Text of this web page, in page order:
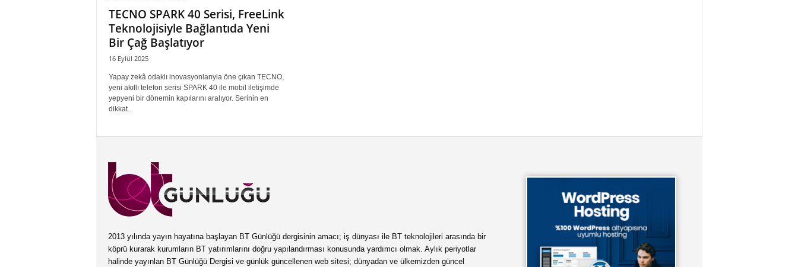
TECNO SPARK 40 Serisi, FreeLink
Teknolojisiyle Bağlantıda Yeni
Bir Çağ Başlatıyor
16 Eylül 2025
Yapay zekâ odaklı inovasyonlarıyla öne çıkan TECNO,
yeni akıllı telefon serisi SPARK 40 ile mobil iletişimde
yepyeni bir dönemin kapılarını aralıyor. Serinin en
dikkat...
2013 yılında yayın hayatına başlayan BT Günlüğü dergisinin amacı; iş dünyası ile BT teknolojileri arasında bir
köprü kurarak kurumların BT yatırımlarını doğru yapılandırması konusunda yardımcı olmak. Aylık periyotlar
halinde yayınlan BT Günlüğü Dergisi ve günlük güncellenen web sitesi; dünyadan ve ülkemizden güncel